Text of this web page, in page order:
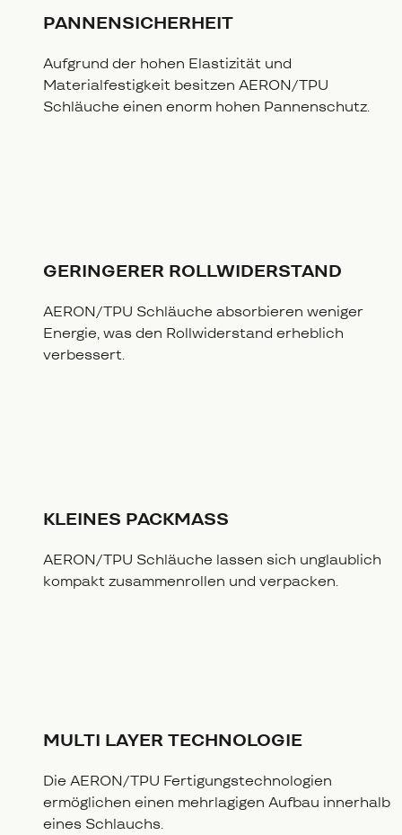
PANNENSICHERHEIT
Aufgrund der hohen Elastizität und
Materialfestigkeit besitzen AERON/TPU
Schläuche einen enorm hohen Pannenschutz.
GERINGERER ROLLWIDERSTAND
AERON/TPU Schläuche absorbieren weniger
Energie, was den Rollwiderstand erheblich
verbessert.
KLEINES PACKMASS
AERON/TPU Schläuche lassen sich unglaublich
kompakt zusammenrollen und verpacken.
MULTI LAYER TECHNOLOGIE
Die AERON/TPU Fertigungstechnologien
ermöglichen einen mehrlagigen Aufbau innerhalb
eines Schlauchs.